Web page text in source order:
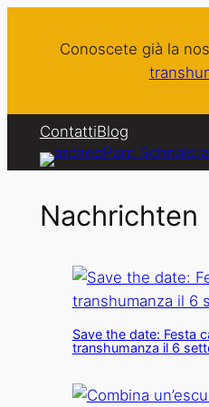
Conoscete già la
ContattiBlog
Nachrichten
Save the date: Festa
transhumanza il 6